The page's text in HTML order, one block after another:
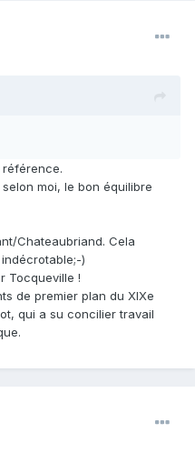
référence.
moi, le bon équilibre
Chateaubriand. Cela
)
Tocqueville !
de premier plan du XIXe
qui a su concilier travail